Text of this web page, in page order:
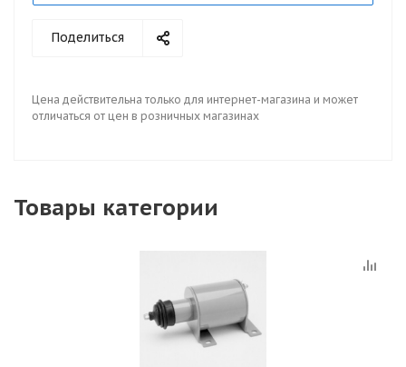
Поделиться
Цена действительна только для интернет-магазина и может
отличаться от цен в розничных магазинах
Товары категории